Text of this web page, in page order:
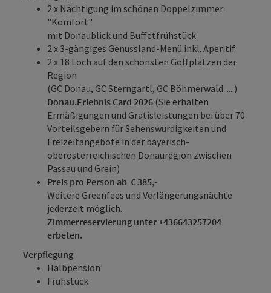
2 x Nächtigung im schönen Doppelzimmer
"Komfort"
mit Donaublick und Buffetfrühstück
2 x 3-gängiges Genussland-Menü inkl. Aperitif
2 x 18 Loch auf den schönsten Golfplätzen der
Region
(GC Donau, GC Sterngartl, GC Böhmerwald .....)
Donau.Erlebnis Card 2026 (Sie erhalten
Ermäßigungen und Gratisleistungen bei über 70
Vorteilsgebern für Sehenswürdigkeiten und
Freizeitangebote in der bayerisch-
oberösterreichischen Donauregion zwischen
Passau und Grein)
Preis pro Person ab € 385,-
Weitere Greenfees und Verlängerungsnächte
jederzeit möglich.
Zimmerreservierung unter +436643257204
erbeten.
Verpflegung
Halbpension
Frühstück